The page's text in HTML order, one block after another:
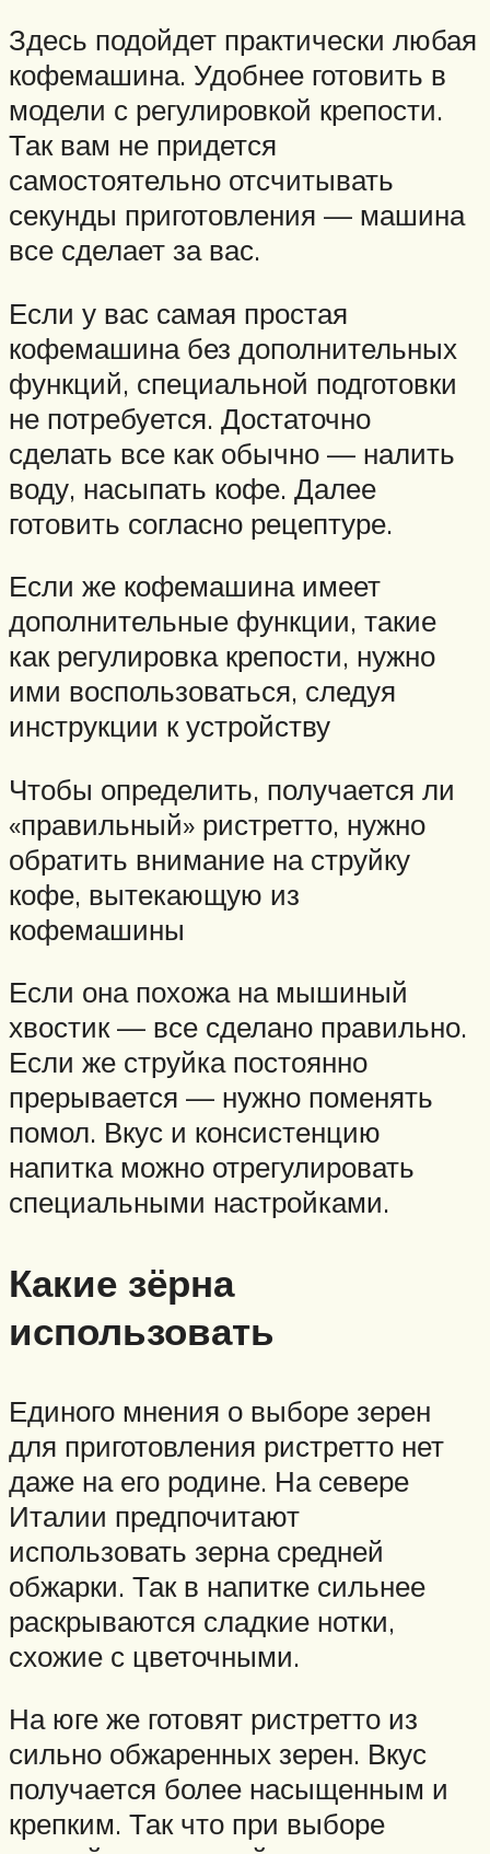
Здесь подойдет практически любая
кофемашина. Удобнее готовить в
модели с регулировкой крепости.
Так вам не придется
самостоятельно отсчитывать
секунды приготовления — машина
все сделает за вас.
Если у вас самая простая
кофемашина без дополнительных
функций, специальной подготовки
не потребуется. Достаточно
сделать все как обычно — налить
воду, насыпать кофе. Далее
готовить согласно рецептуре.
Если же кофемашина имеет
дополнительные функции, такие
как регулировка крепости, нужно
ими воспользоваться, следуя
инструкции к устройству
Чтобы определить, получается ли
«правильный» ристретто, нужно
обратить внимание на струйку
кофе, вытекающую из
кофемашины
Если она похожа на мышиный
хвостик — все сделано правильно.
Если же струйка постоянно
прерывается — нужно поменять
помол. Вкус и консистенцию
напитка можно отрегулировать
специальными настройками.
Какие зёрна
использовать
Единого мнения о выборе зерен
для приготовления ристретто нет
даже на его родине. На севере
Италии предпочитают
использовать зерна средней
обжарки. Так в напитке сильнее
раскрываются сладкие нотки,
схожие с цветочными.
На юге же готовят ристретто из
сильно обжаренных зерен. Вкус
получается более насыщенным и
крепким. Так что при выборе